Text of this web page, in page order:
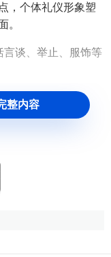
，个体礼仪形象塑
。
谈、举止、服饰等
往范围内的运用是
与庆贺、赠礼、家
行
括见面与介绍的礼
仪；宴请与馈赠的
整内容